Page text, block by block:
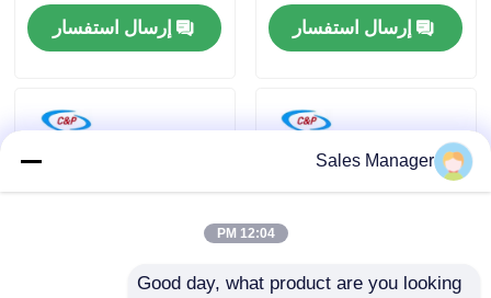
جولة في المصنع
اتصل بنا
القضايا
إرسال استفسار
إرسال استفسار
Sales Manager
12:04 PM
Good day, what product are you looking